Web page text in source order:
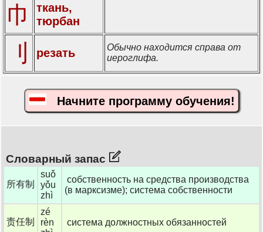
巾
ткань,
тюрбан
刂 резать
Обычно находится справа от
иероглифа.
Начните программу обучения!
Словарный запас
所有制
suǒ
yǒu
zhì
собственность на средства производства
(в марксизме); система собственности
责任制
zé
rèn
система должностных обязанностей